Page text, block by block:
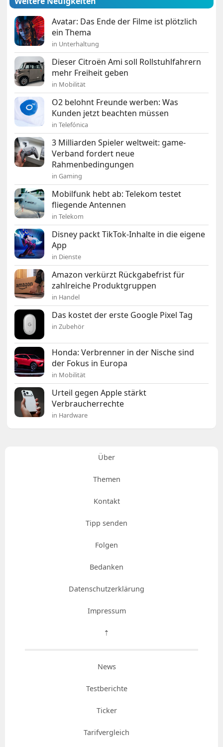
Avatar: Das Ende der Filme ist plötzlich
ein Thema
in Unterhaltung
Dieser Citroën Ami soll Rollstuhlfahrern
mehr Freiheit geben
in Mobilität
O2 belohnt Freunde werben: Was
Kunden jetzt beachten müssen
in Telefónica
3 Milliarden Spieler weltweit: game-
Verband fordert neue
Rahmenbedingungen
in Gaming
Mobilfunk hebt ab: Telekom testet
fliegende Antennen
in Telekom
Disney packt TikTok-Inhalte in die eigene
App
in Dienste
Amazon verkürzt Rückgabefrist für
zahlreiche Produktgruppen
in Handel
Das kostet der erste Google Pixel Tag
in Zubehör
Honda: Verbrenner in der Nische sind
der Fokus in Europa
in Mobilität
Urteil gegen Apple stärkt
Verbraucherrechte
in Hardware
Über
Themen
Kontakt
Tipp senden
Folgen
Bedanken
Datenschutzerklärung
Impressum
⇡
News
Testberichte
Ticker
Tarifvergleich